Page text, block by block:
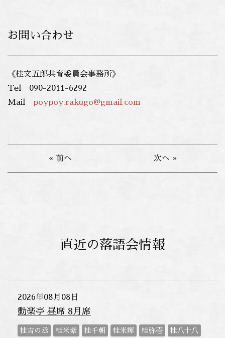
お問い合わせ
《桂文五郎共育委員会事務所》
Tel 090-2011-6292
Mail poypoy.rakugo@gmail.com
« 前へ 次へ »
直近の落語会情報
2026年08月08日
動楽亭 昼席 8月席
桂吉の丞 桂米紫 桂千朝 桂米輝 桂弥壱 桂八十八